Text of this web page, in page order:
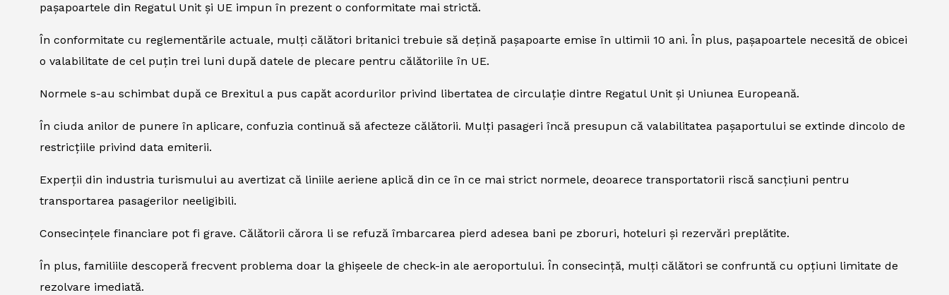
pașapoartele din Regatul Unit și UE impun în prezent o conformitate mai strictă.
În conformitate cu reglementările actuale, mulți călători britanici trebuie să dețină pașapoarte emise în ultimii 10 ani. În plus, pașapoartele necesită de obicei
o valabilitate de cel puțin trei luni după datele de plecare pentru călătoriile în UE.
Normele s-au schimbat după ce Brexitul a pus capăt acordurilor privind libertatea de circulație dintre Regatul Unit și Uniunea Europeană.
În ciuda anilor de punere în aplicare, confuzia continuă să afecteze călătorii. Mulți pasageri încă presupun că valabilitatea pașaportului se extinde dincolo de
restricțiile privind data emiterii.
Experții din industria turismului au avertizat că liniile aeriene aplică din ce în ce mai strict normele, deoarece transportatorii riscă sancțiuni pentru
transportarea pasagerilor neeligibili.
Consecințele financiare pot fi grave. Călătorii cărora li se refuză îmbarcarea pierd adesea bani pe zboruri, hoteluri și rezervări preplătite.
În plus, familiile descoperă frecvent problema doar la ghișeele de check-in ale aeroportului. În consecință, mulți călători se confruntă cu opțiuni limitate de
rezolvare imediată.